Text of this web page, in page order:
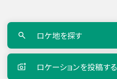
ロケ地を探す
ロケーションを投稿する